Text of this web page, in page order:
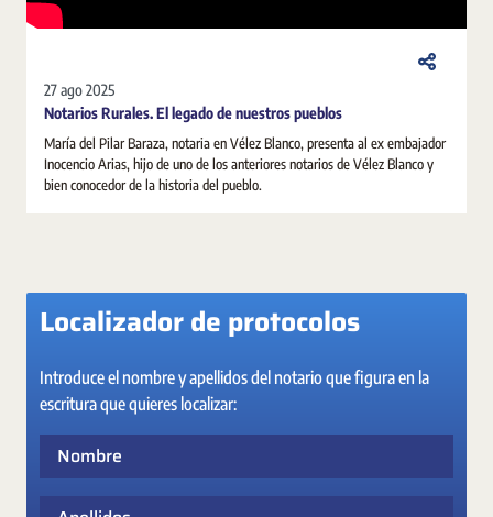
27 ago 2025
Notarios Rurales. El legado de nuestros pueblos
María del Pilar Baraza, notaria en Vélez Blanco, presenta al ex embajador
Inocencio Arias, hijo de uno de los anteriores notarios de Vélez Blanco y
bien conocedor de la historia del pueblo.
Localizador de protocolos
Introduce el nombre y apellidos del notario que figura en la
escritura que quieres localizar:
Apellidos